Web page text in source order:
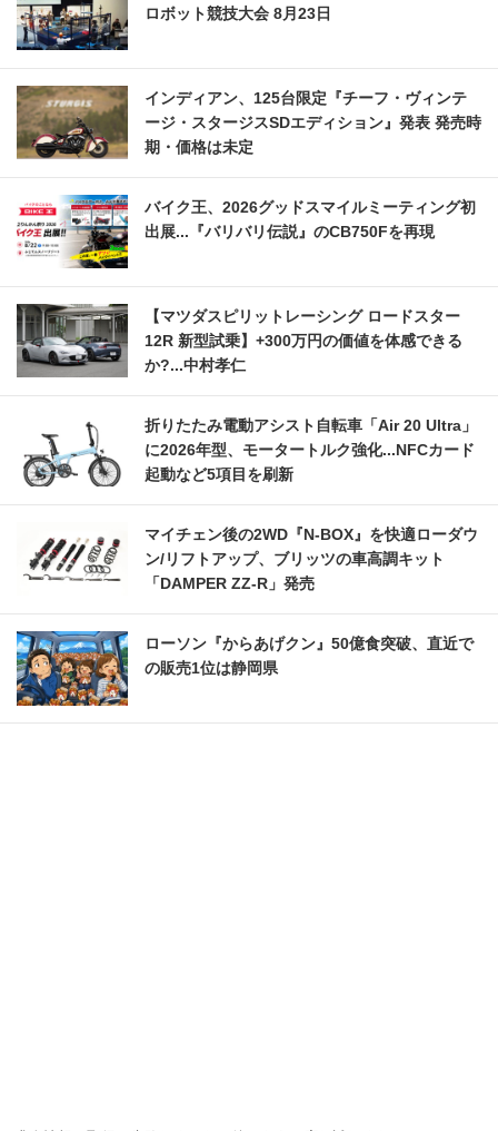
ロボット競技大会 8月23日
インディアン、125台限定『チーフ・ヴィンテ
ージ・スタージスSDエディション』発表 発売時
期・価格は未定
バイク王、2026グッドスマイルミーティング初
出展...『バリバリ伝説』のCB750Fを再現
【マツダスピリットレーシング ロードスター
12R 新型試乗】+300万円の価値を体感できる
か?...中村孝仁
折りたたみ電動アシスト自転車「Air 20 Ultra」
に2026年型、モータートルク強化...NFCカード
起動など5項目を刷新
マイチェン後の2WD『N-BOX』を快適ローダウ
ン/リフトアップ、ブリッツの車高調キット
「DAMPER ZZ-R」発売
ローソン『からあげクン』50億食突破、直近で
の販売1位は静岡県